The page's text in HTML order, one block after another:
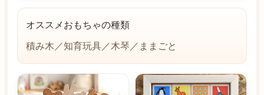
オススメおもちゃの種類
積み木／知育玩具／木琴／ままごと